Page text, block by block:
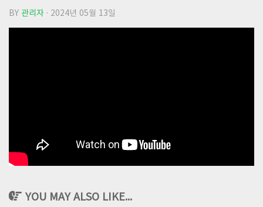
BY 관리자 · 2024년 05월 13일
YOU MAY ALSO LIKE...